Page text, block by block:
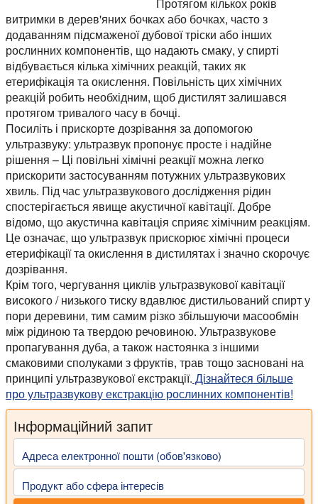
Протягом кількох років
витримки в дерев'яних бочках або бочках, часто з
додаванням підсмаженої дубової тріски або інших
рослинних компонентів, що надають смаку, у спирті
відбувається кілька хімічних реакцій, таких як
етерифікація та окислення. Повільність цих хімічних
реакцій робить необхідним, щоб дистилят залишався
протягом тривалого часу в бочці.
Посиліть і прискорте дозрівання за допомогою
ультразвуку: ультразвук пропонує просте і надійне
рішення – Ці повільні хімічні реакції можна легко
прискорити застосуванням потужних ультразвукових
хвиль. Під час ультразвукового дослідження рідин
спостерігається явище акустичної кавітації. Добре
відомо, що акустична кавітація сприяє хімічним реакціям.
Це означає, що ультразвук прискорює хімічні процеси
етерифікації та окислення в дистилятах і значно скорочує
дозрівання.
Крім того, чергування циклів ультразвукової кавітації
високого / низького тиску вдавлює дистильований спирт у
пори деревини, тим самим різко збільшуючи масообмін
між рідиною та твердою речовиною. Ультразвукове
пропагування дуба, а також настоянка з іншими
смаковими сполуками з фруктів, трав тощо засновані на
принципі ультразвукової екстракції. Дізнайтеся більше
про ультразвукову екстракцію рослинних компонентів!
Інформаційний запит
Адреса електронної пошти (обов'язково)
Продукт або сфера інтересів